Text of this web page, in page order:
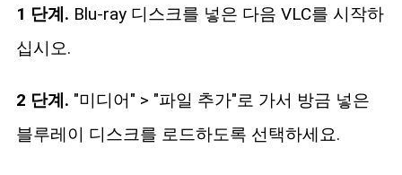
1 단계. Blu-ray 디스크를 넣은 다음 VLC를 시작하
십시오.
2 단계. "미디어" > "파일 추가"로 가서 방금 넣은
블루레이 디스크를 로드하도록 선택하세요.